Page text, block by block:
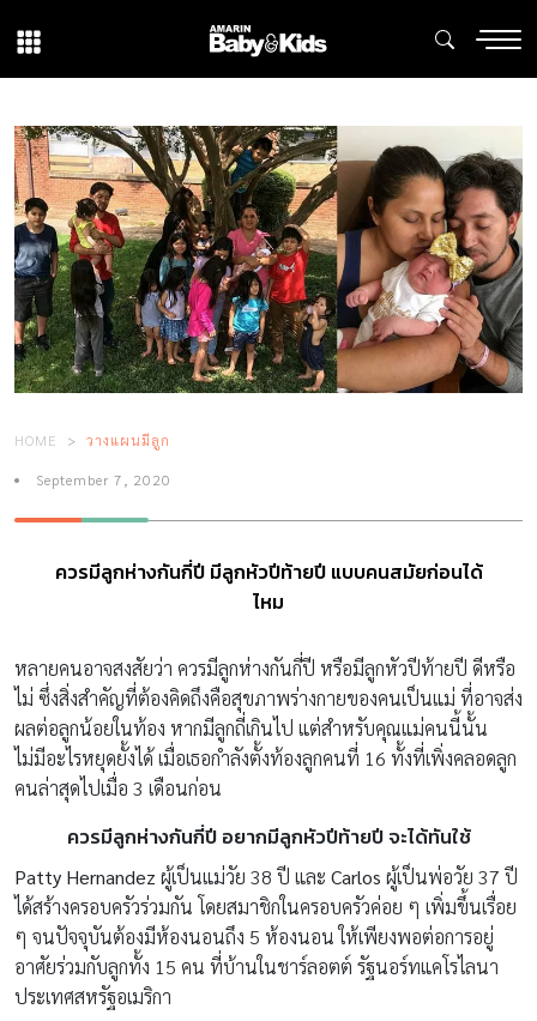
HOME วางแผนมีลูก
September 7, 2020
ควรมีลูกห่างกันกี่ปี มีลูกหัวปีท้ายปี แบบคนสมัยก่อนได้
ไหม
หลายคนอาจสงสัยว่า ควรมีลูกห่างกันกี่ปี หรือมีลูกหัวปีท้ายปี ดีหรือ
ไม่ ซึ่งสิ่งสำคัญที่ต้องคิดถึงคือสุขภาพร่างกายของคนเป็นแม่ ที่อาจส่ง
ผลต่อลูกน้อยในท้อง หากมีลูกถี่เกินไป แต่สำหรับคุณแม่คนนี้นั้น
ไม่มีอะไรหยุดยั้งได้ เมื่อเธอกำลังตั้งท้องลูกคนที่ 16 ทั้งที่เพิ่งคลอดลูก
คนล่าสุดไปเมื่อ 3 เดือนก่อน
ควรมีลูกห่างกันกี่ปี อยากมีลูกหัวปีท้ายปี จะได้ทันใช้
Patty Hernandez ผู้เป็นแม่วัย 38 ปี และ Carlos ผู้เป็นพ่อวัย 37 ปี
ได้สร้างครอบครัวร่วมกัน โดยสมาชิกในครอบครัวค่อย ๆ เพิ่มขึ้นเรื่อย
ๆ จนปัจจุบันต้องมีห้องนอนถึง 5 ห้องนอน ให้เพียงพอต่อการอยู่
อาศัยร่วมกับลูกทั้ง 15 คน ที่บ้านใน‎ชาร์ลอตต์ รัฐนอร์ทแคโรไลนา
ประเทศสหรัฐอเมริกา